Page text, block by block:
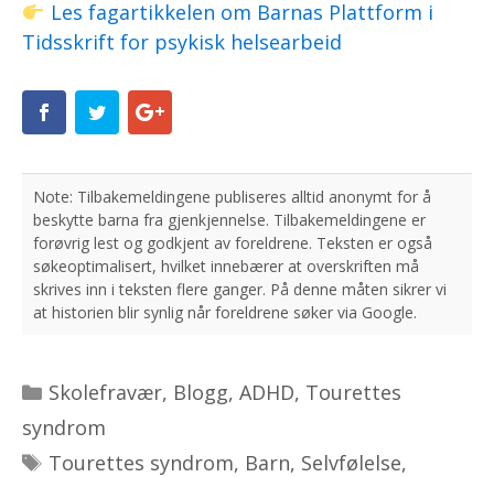
Les fagartikkelen om Barnas Plattform i
Tidsskrift for psykisk helsearbeid
Kategorier
Skolefravær, Blogg, ADHD, Tourettes
syndrom
Stikkord
Tourettes syndrom, Barn, Selvfølelse,